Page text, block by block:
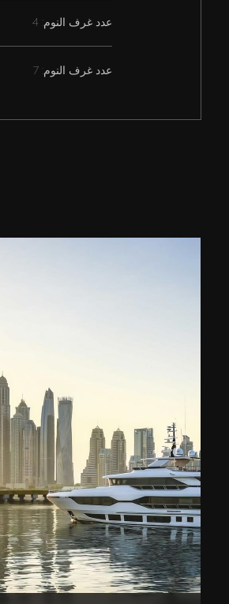
عدد غرف النوم: 4
عدد غرف النوم: 7